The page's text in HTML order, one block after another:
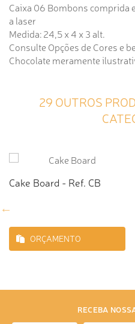
Caixa 06 Bombons comprida
a laser
Medida: 24,5 x 4 x 3 alt.
Consulte Opções de Cores e
Chocolate meramente
29 OUTROS
Cake Board - Ref. CB
ORÇAMENTO
RECEBA